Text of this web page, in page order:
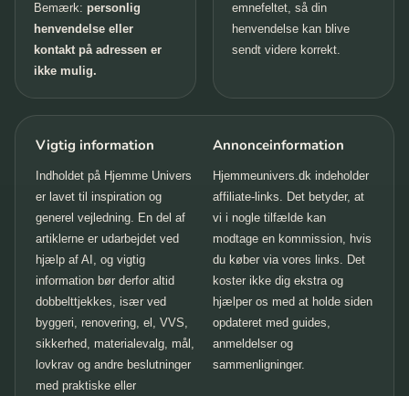
Bemærk: personlig
henvendelse eller
kontakt på adressen er
ikke mulig.
emnefeltet, så din
henvendelse kan blive
sendt videre korrekt.
Vigtig information
Indholdet på Hjemme Univers
er lavet til inspiration og
generel vejledning. En del af
artiklerne er udarbejdet ved
hjælp af AI, og vigtig
information bør derfor altid
dobbelttjekkes, især ved
byggeri, renovering, el, VVS,
sikkerhed, materialevalg, mål,
lovkrav og andre beslutninger
med praktiske eller
Annonceinformation
Hjemmeunivers.dk indeholder
affiliate-links. Det betyder, at
vi i nogle tilfælde kan
modtage en kommission, hvis
du køber via vores links. Det
koster ikke dig ekstra og
hjælper os med at holde siden
opdateret med guides,
anmeldelser og
sammenligninger.